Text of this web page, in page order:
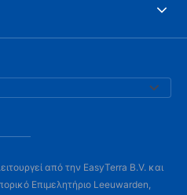
από την EasyTerra B.V. και
Επιμελητήριο Leeuwarden,